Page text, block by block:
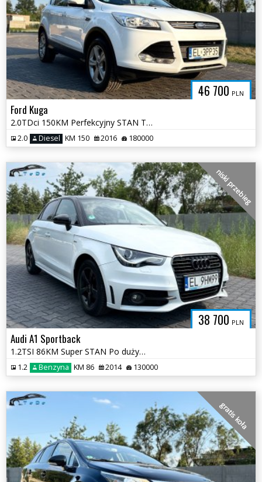
46 700 PLN
Ford Kuga
2.0TDci 150KM Perfekcyjny STAN Titanium Nowy Rozrząd Pełna Dokumentacj
2.0 Diesel KM 150 2016 180000
38 700 PLN
niski przebieg
Audi A1 Sportback
1.2TSI 86KM Super STAN Po dużym SERWISE Oryginał Dokumentacja 2xSline
1.2 Benzyna KM 86 2014 130000
gratis koła